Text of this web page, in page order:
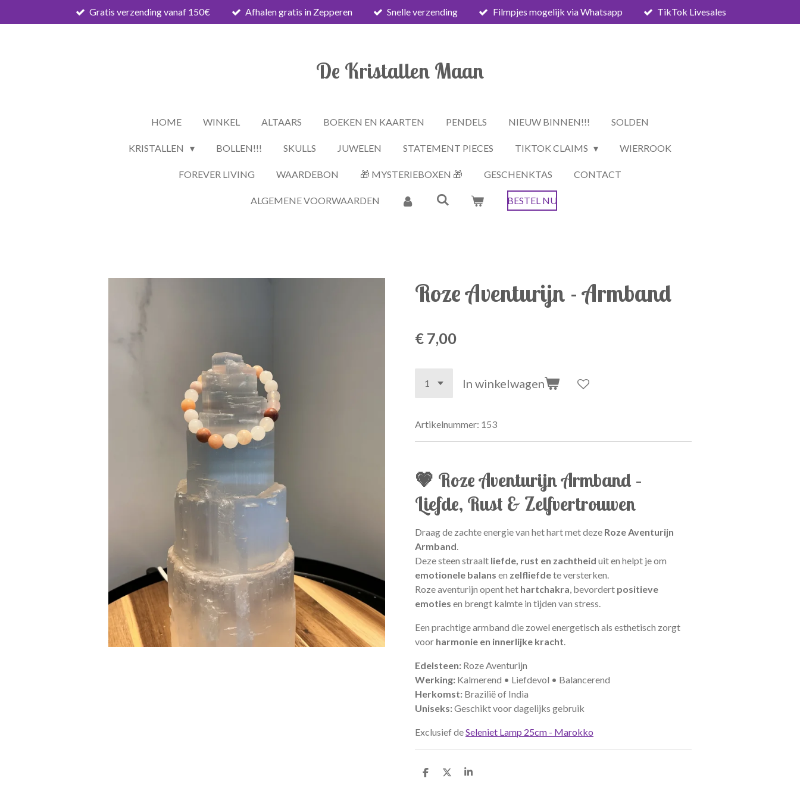
direct
Gratis verzending vanaf 150€ Afhalen gratis in Zepperen Snelle verzending Filmpjes mogelijk via Whatsapp TikTok Livesales
De Kristallen Maan
HOME WINKEL ALTAARS BOEKEN EN KAARTEN PENDELS NIEUW BINNEN!!! SOLDEN
KRISTALLEN BOLLEN!!! SKULLS JUWELEN STATEMENT PIECES TIKTOK CLAIMS WIERROOK
FOREVER LIVING WAARDEBON 🎁 MYSTERIEBOXEN 🎁 GESCHENKTAS CONTACT
ALGEMENE VOORWAARDEN BESTEL NU
Roze Aventurijn - Armband
€ 7,00
In winkelwagen
Artikelnummer: 153
💗 Roze Aventurijn Armband –
Liefde, Rust & Zelfvertrouwen
Draag de zachte energie van het hart met deze Roze Aventurijn
Armband
Deze steen straalt liefde, rust en zachtheid uit en helpt je om
emotionele balans en zelfliefdete versterken.
Roze aventurijn opent het hartchakra , bevordert positieve
emoties en brengt kalmte in tijden van stress.
Een prachtige armband die zowel energetisch als esthetisch zorgt
voor harmonie en innerlijke kracht
Edelsteen: Roze Aventurijn
Werking: Kalmerend • Liefdevol • Balancerend
Herkomst: Brazilië of India
Uniseks:Geschikt voor dagelijks gebruik
Exclusief deSeleniet Lamp 25cm - Marokko
D
D
S